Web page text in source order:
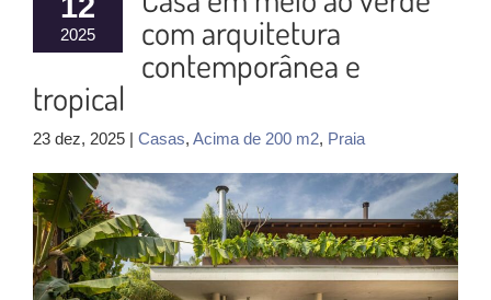
2025 com arquitetura
contemporânea e
tropical
23 dez, 2025 | Casas, Acima de 200 m2, Praia